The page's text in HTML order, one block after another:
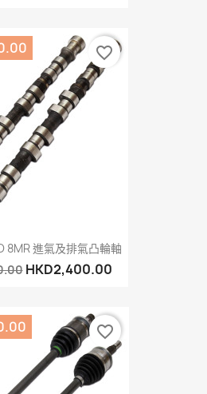
8MR 進氣及排氣凸輪軸
HKD2,400.00
favorite_border
favorite_border